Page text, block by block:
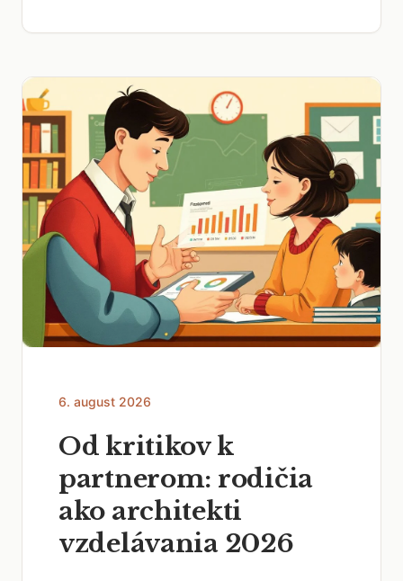
6. august 2026
Od kritikov k
partnerom: rodičia
ako architekti
vzdelávania 2026